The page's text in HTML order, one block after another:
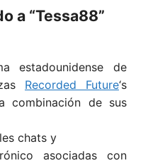
a “Tessa88”
estadounidense de
Recorded Future‘s
combinación de sus
chats y
asociadas con